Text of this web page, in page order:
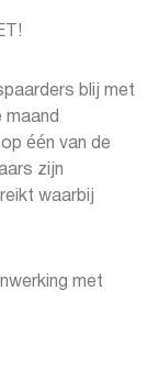
blij met
maand
één van de
zijn
waarbij
met